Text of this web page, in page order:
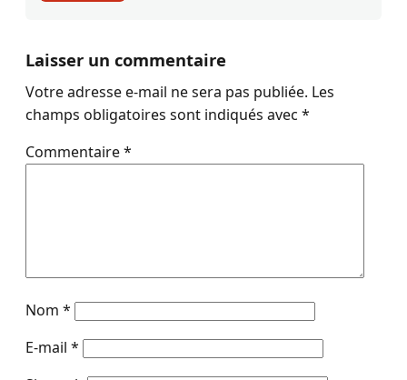
Laisser un commentaire
Votre adresse e-mail ne sera pas publiée. Les
champs obligatoires sont indiqués avec *
Commentaire*
Nom *
E-mail *